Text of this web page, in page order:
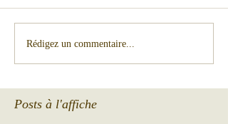
Rédigez un commentaire...
Posts à l'affiche